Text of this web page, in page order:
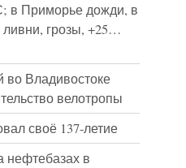
в Приморье дожди, в
грозы, +25…
во Владивостоке
велотропы
своё 137-летие
в